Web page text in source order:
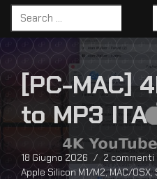
[PC-MAC]
to MP3 ITA
18 Giugno 2026
2 commenti
Apple Silicon M1/M2,MAC/OSX,